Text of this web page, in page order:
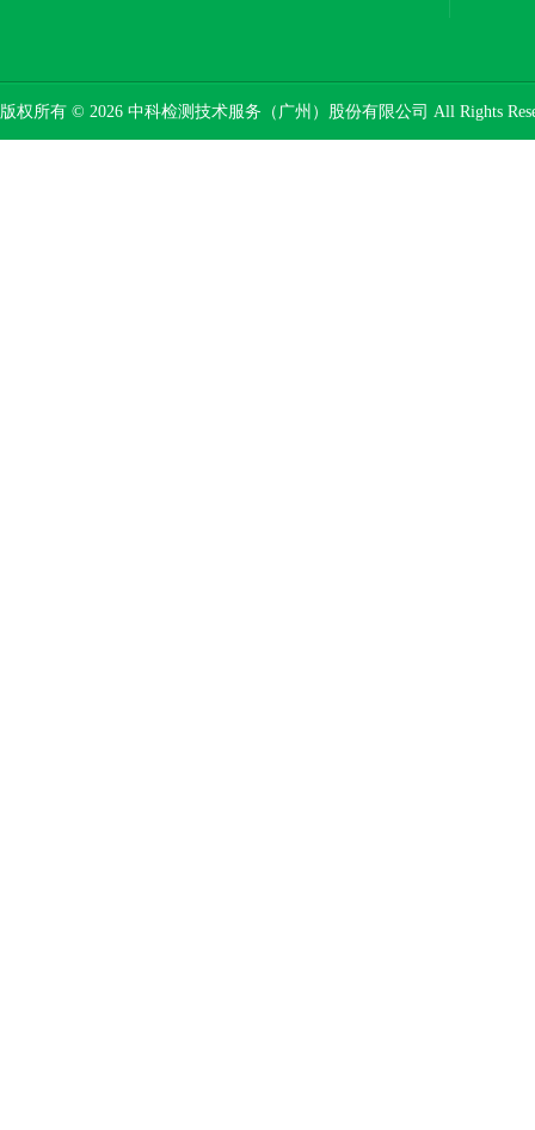
版权所有 © 2026 中科检测技术服务（广州）股份有限公司 All Rights